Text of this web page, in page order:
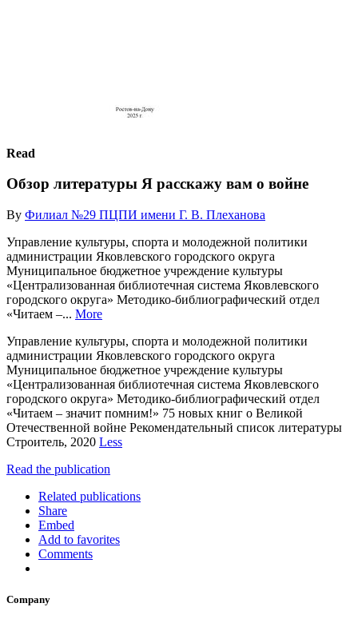
Read
Обзор литературы Я расскажу вам о войне
By Филиал №29 ПЦПИ имени Г. В. Плеханова
Управление культуры, спорта и молодежной политики
администрации Яковлевского городского округа
Муниципальное бюджетное учреждение культуры
«Централизованная библиотечная система Яковлевского
городского округа» Методико-библиографический отдел
«Читаем –... More
Управление культуры, спорта и молодежной политики
администрации Яковлевского городского округа
Муниципальное бюджетное учреждение культуры
«Централизованная библиотечная система Яковлевского
городского округа» Методико-библиографический отдел
«Читаем – значит помним!» 75 новых книг о Великой
Отечественной войне Рекомендательный список литературы
Строитель, 2020 Less
Read the publication
Related publications
Share
Embed
Add to favorites
Comments
Company